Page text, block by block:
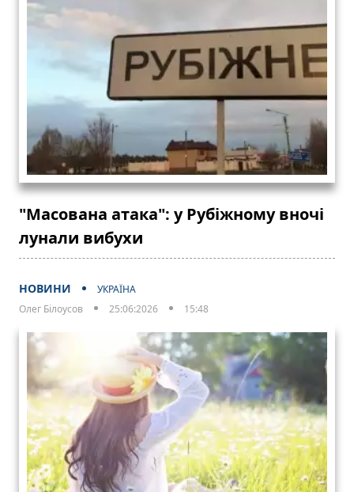
"Масована атака": у Рубіжному вночі
лунали вибухи
НОВИНИ
УКРАЇНА
Олег Білоусов
25:06:2026 15:48